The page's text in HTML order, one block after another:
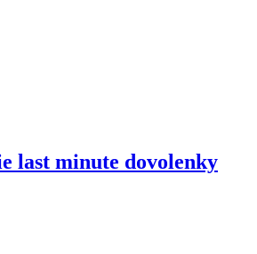
last minute dovolenky